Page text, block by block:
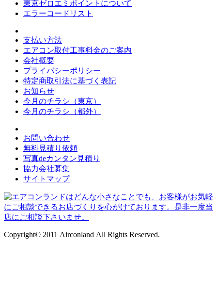
東京ゼロエミポイントについて
エラーコードリスト
支払い方法
エアコン取付工事料金のご案内
会社概要
プライバシーポリシー
特定商取引法に基づく表記
お知らせ
今月のチラシ（東京）
今月のチラシ（都外）
お問い合わせ
無料見積り依頼
写真deカンタン見積り
協力会社募集
サイトマップ
Copyright© 2011 Airconland All Rights Reserved.